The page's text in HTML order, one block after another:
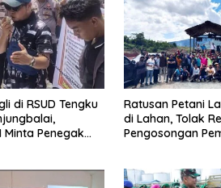
di RSUD Tengku
Minta Penegak
Ratusan Petani
di Lahan, Tolak
Pengosongan